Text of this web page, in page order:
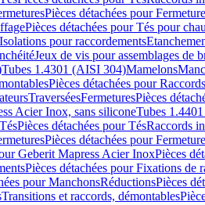
Pièces détachées pour
Pièces détachées pour Tés pour
Isolations pour raccordements
Jeux de vis pour assemblages de
Tubes 1.4301 (AISI 304)Mamelons
Pièces détachées pour
TraverséesFermeturesPièces
Acier Inox, sans siliconeTubes
TésPièces détachées pour TésRaccords
Pièces détachées pour
Geberit Mapress Acier InoxPièces
Pièces détachées pour Fixations de
pour ManchonsRéductionsPièces
Transitions et raccords, démontables